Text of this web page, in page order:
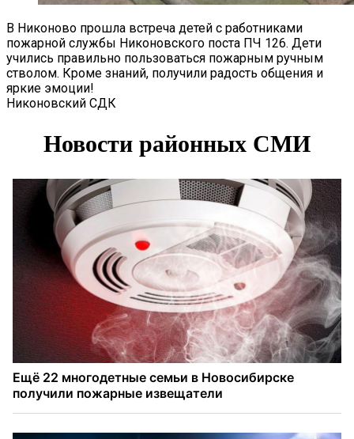
В Никоново прошла встреча детей с работниками
пожарной службы Никоновского поста ПЧ 126. Дети
учились правильно пользоваться пожарным ручным
стволом. Кроме знаний, получили радость общения и
яркие эмоции!
Никоновский СДК